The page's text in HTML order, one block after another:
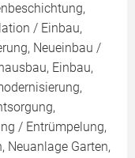
/ Einbau,
Neueinbau /
Einbau,
/ Entrümpelung,
Neuanlage Garten,